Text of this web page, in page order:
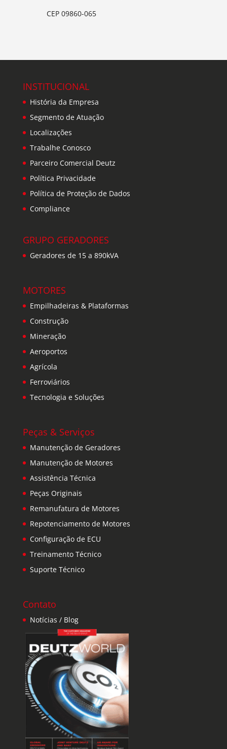
CEP 09860-065
INSTITUCIONAL
História da Empresa
Segmento de Atuação
Localizações
Trabalhe Conosco
Parceiro Comercial Deutz
Política Privacidade
Política de Proteção de Dados
Compliance
GRUPO GERADORES
Geradores de 15 a 890kVA
MOTORES
Empilhadeiras & Plataformas
Construção
Mineração
Aeroportos
Agrícola
Ferroviários
Tecnologia e Soluções
Peças & Serviços
Manutenção de Geradores
Manutenção de Motores
Assistência Técnica
Peças Originais
Remanufatura de Motores
Repotenciamento de Motores
Configuração de ECU
Treinamento Técnico
Suporte Técnico
Contato
Notícias / Blog